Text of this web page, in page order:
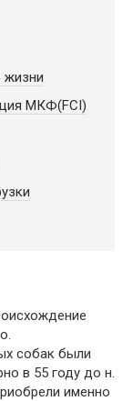
жизни
МКФ(FCI)
собак были
в 55 году до н.
именно